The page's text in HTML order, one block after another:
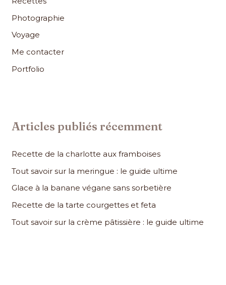
r
:
Photographie
Voyage
Me contacter
Portfolio
Articles publiés récemment
Recette de la charlotte aux framboises
Tout savoir sur la meringue : le guide ultime
Glace à la banane végane sans sorbetière
Recette de la tarte courgettes et feta
Tout savoir sur la crème pâtissière : le guide ultime